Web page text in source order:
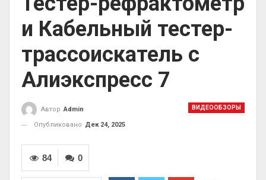
и Кабельный тестер-
трассоискатель с
Алиэкспресс 7
ВИДЕООБЗОРЫ
Автор Admin
Опубликовано Дек 24, 2025
0
84